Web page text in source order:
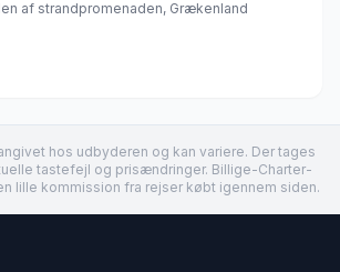
af strandpromenaden, Grækenland
hos udbyderen og kan variere. Der tages
tastefejl og prisændringer. Billige-Charter-
lille kommission fra rejser købt igennem siden.